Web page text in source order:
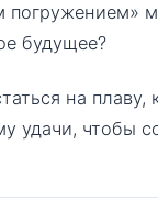
погружением»
будущее?
на плаву,
удачи, чтобы